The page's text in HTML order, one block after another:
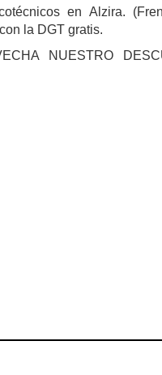
en Alzira.
la DGT gratis.
NUESTRO